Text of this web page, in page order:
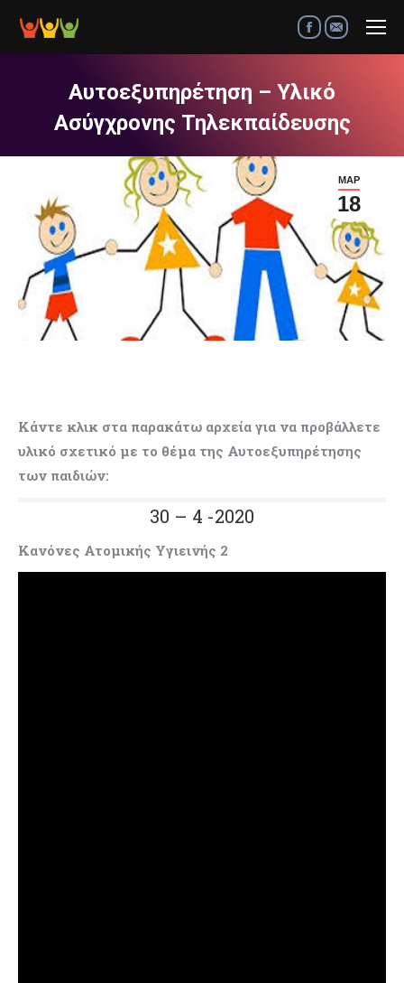
Facebook
Mail
Αυτοεξυπηρέτηση – Υλικό
Ασύγχρονης Τηλεκπαίδευσης
ΜΑΡ
18
Κάντε κλικ στα παρακάτω αρχεία για να προβάλλετε
υλικό σχετικό με το θέμα της Αυτοεξυπηρέτησης
των παιδιών:
30 – 4 -2020
Κανόνες Ατομικής Υγιεινής 2